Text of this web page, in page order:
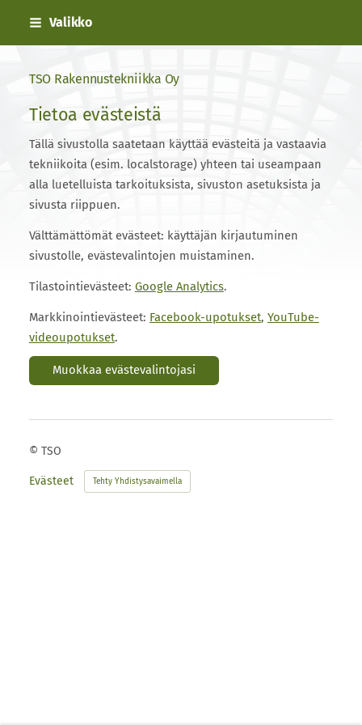
Siirry
Valikko
TSO Rakennustekniikka Oy
Tietoa evästeistä
Tällä sivustolla saatetaan käyttää evästeitä ja vastaavia
tekniikoita (esim. localstorage) yhteen tai useampaan
alla luetelluista tarkoituksista, sivuston asetuksista ja
sivusta riippuen.
Välttämättömät evästeet: käyttäjän kirjautuminen
sivustolle, evästevalintojen muistaminen.
Tilastointievästeet: Google Analytics.
Markkinointievästeet: Facebook-upotukset, YouTube-
videoupotukset.
Muokkaa evästevalintojasi
© TSO
Evästeet Tehty Yhdistysavaimella